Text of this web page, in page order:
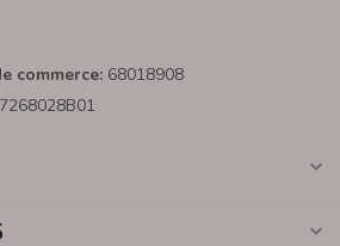
commerce: 68018908